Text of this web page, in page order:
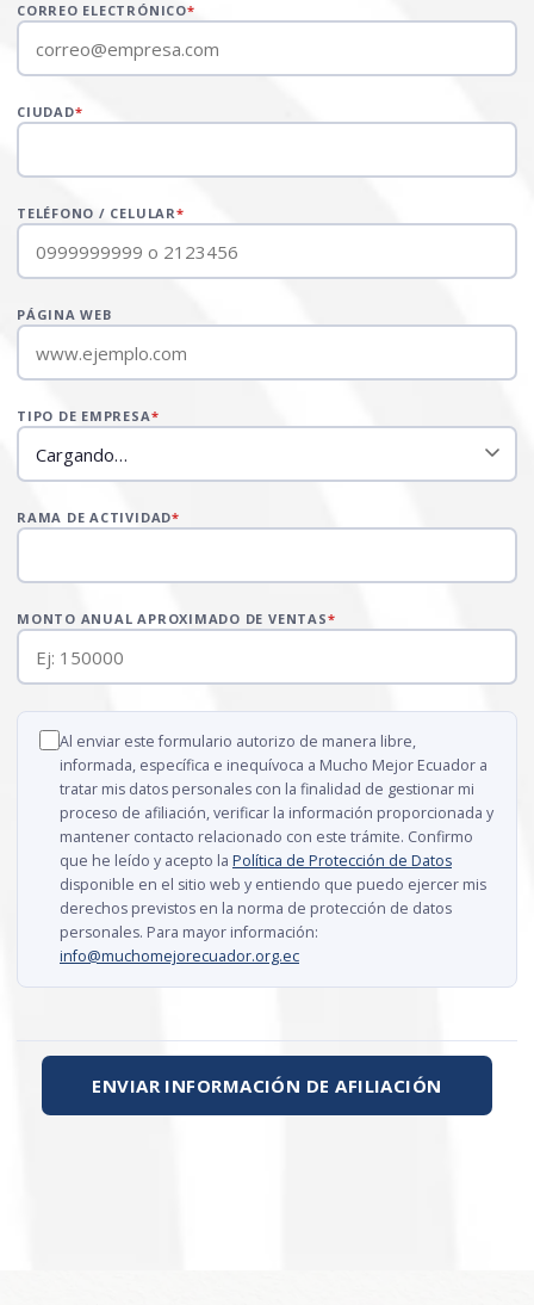
CORREO ELECTRÓNICO*
CIUDAD*
TELÉFONO / CELULAR*
PÁGINA WEB
TIPO DE EMPRESA*
RAMA DE ACTIVIDAD*
MONTO ANUAL APROXIMADO DE VENTAS*
Al enviar este formulario autorizo de manera libre,
informada, específica e inequívoca a Mucho Mejor Ecuador a
tratar mis datos personales con la finalidad de gestionar mi
proceso de afiliación, verificar la información proporcionada y
mantener contacto relacionado con este trámite. Confirmo
que he leído y acepto la Política de Protección de Datos
disponible en el sitio web y entiendo que puedo ejercer mis
derechos previstos en la norma de protección de datos
personales. Para mayor información:
info@muchomejorecuador.org.ec
ENVIAR INFORMACIÓN DE AFILIACIÓN